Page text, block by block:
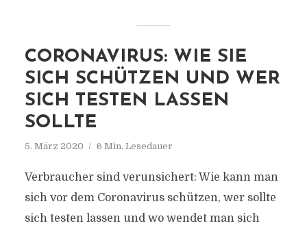
CORONAVIRUS: WIE SIE
SICH SCHÜTZEN UND WER
SICH TESTEN LASSEN
SOLLTE
5. März 2020 6 Min. Lesedauer
Verbraucher sind verunsichert: Wie kann man
sich vor dem Coronavirus schützen, wer sollte
sich testen lassen und wo wendet man sich